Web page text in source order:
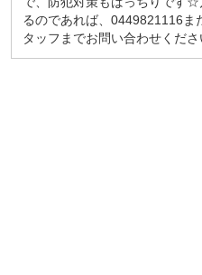
るのであれば、0449821116ま
タッフまでお問い合わせくだ